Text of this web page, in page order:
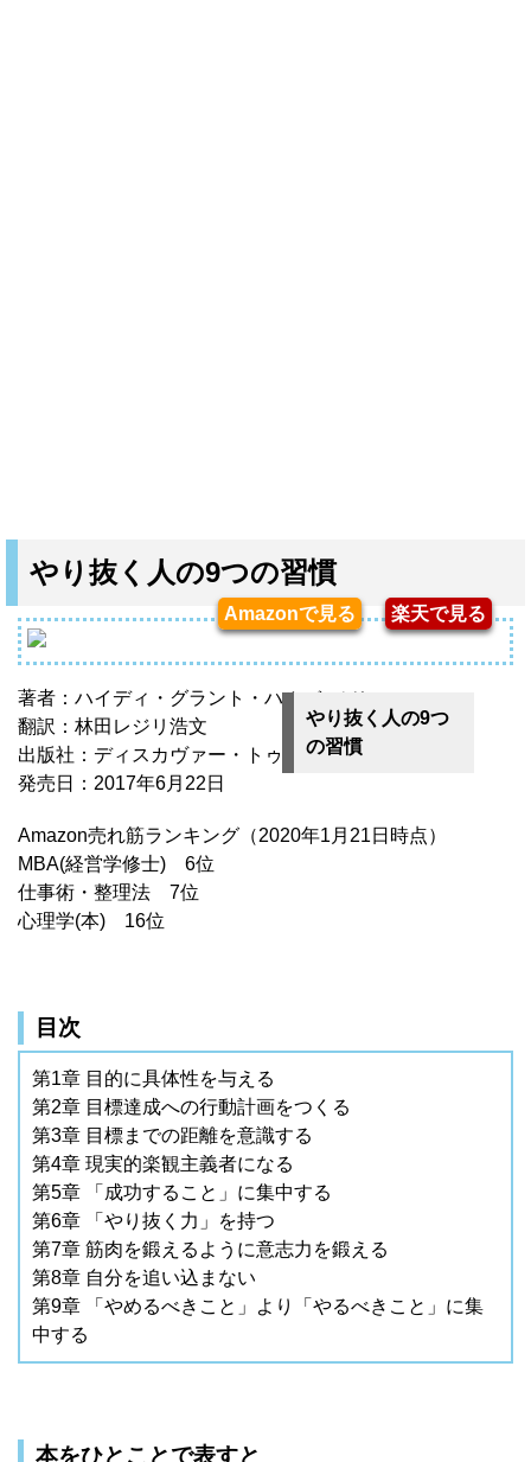
やり抜く人の9つの習慣
やり抜く人の9つ
の習慣
Amazonで見る 楽天で見る
著者：ハイディ・グラント・ハルバ―ソン
翻訳：林田レジリ浩文
出版社：ディスカヴァー・トゥエンティワン
発売日：2017年6月22日
Amazon売れ筋ランキング（2020年1月21日時点）
MBA(経営学修士) 6位
仕事術・整理法 7位
心理学(本) 16位
目次
第1章 目的に具体性を与える
第2章 目標達成への行動計画をつくる
第3章 目標までの距離を意識する
第4章 現実的楽観主義者になる
第5章 「成功すること」に集中する
第6章 「やり抜く力」を持つ
第7章 筋肉を鍛えるように意志力を鍛える
第8章 自分を追い込まない
第9章 「やめるべきこと」より「やるべきこと」に集
中する
本をひとことで表すと